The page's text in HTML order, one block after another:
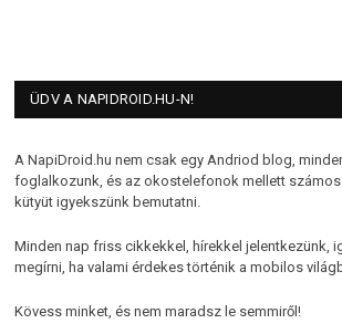
ÜDV A NAPIDROID.HU-N!
A NapiDroid.hu nem csak egy Andriod blog,
foglalkozunk, és az okostelefonok mellett
kütyüt igyekszünk bemutatni.
Minden nap friss cikkekkel, hírekkel jelentkezünk,
megírni, ha valami érdekes történik a mobilos
Kövess minket, és nem maradsz le semmiről!